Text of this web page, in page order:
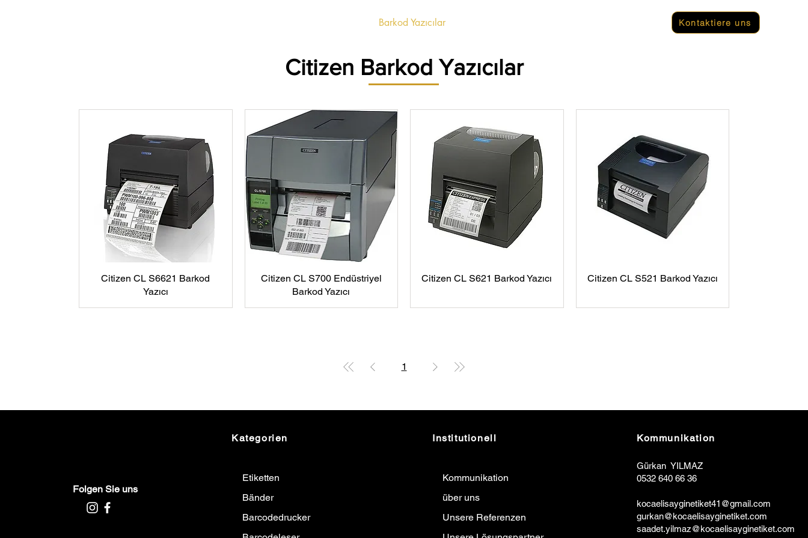
Barkod Yazıcılar Kontaktiere uns
Citizen Barkod Yazıcılar
Citizen CL S6621 Barkod
Yazıcı
Citizen CL S700 Endüstriyel
Barkod Yazıcı
Citizen CL S621 Barkod Yazıcı Citizen CL S521 Barkod Yazıcı
1
Folgen Sie uns
Kategorien
Etiketten
Bänder
Barcodedrucker
Institutionell
Kommunikation
über uns
Unsere Referenzen
Kommunikation
Gürkan YILMAZ
0532 640 66 36
kocaelisayginetiket41@gmail.com
gurkan@kocaelisayginetiket.com
saadet.yilmaz@kocaelisayginetiket.com